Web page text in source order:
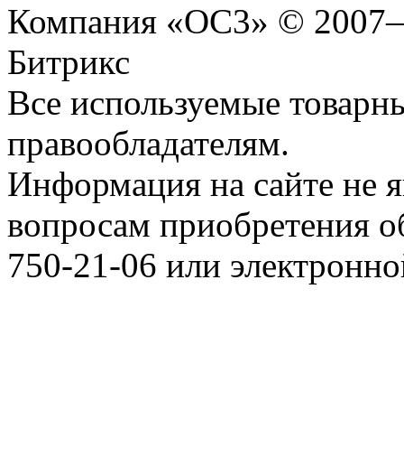
Компания «ОС3» ©
Битрикс
Все используемые
правообладателям.
Информация на сайте не
вопросам приобретения
750-21-06 или